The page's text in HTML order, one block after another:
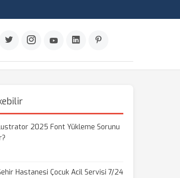
2025 Font Yükleme Sorunu
Hastanesi Çocuk Acil Servisi 7/24